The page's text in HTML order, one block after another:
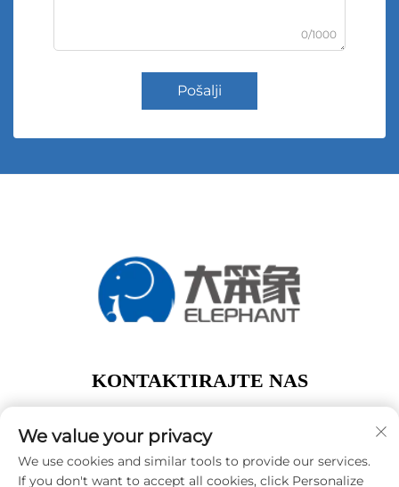
0/1000
Pošalji
KONTAKTIRAJTE NAS
Street Guangzhou Guangdong Kina
Tel:+86-15119752340
We value your privacy
We use cookies and similar tools to provide our services.
If you don't want to accept all cookies, click Personalize